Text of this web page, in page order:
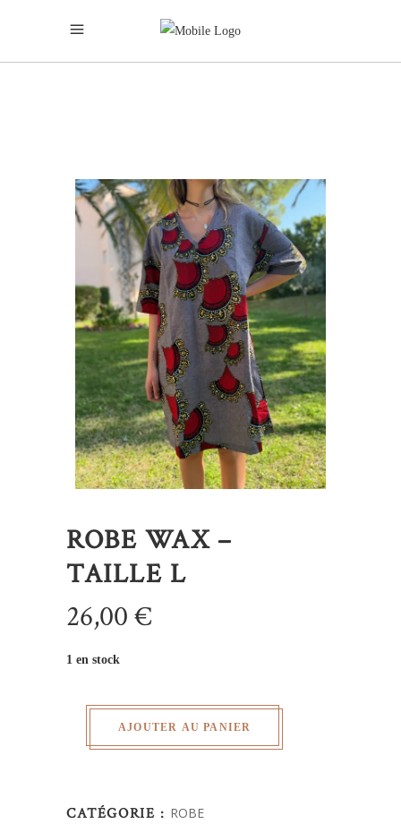
ROBE WAX –
TAILLE L
26,00€
1 en stock
AJOUTER AU PANIER
CATÉGORIE : ROBE